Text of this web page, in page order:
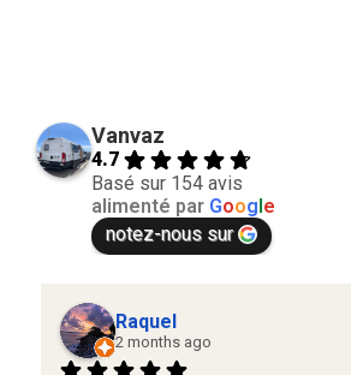
Vanvaz
4.7
Basé sur 154 avis
alimenté par Google
notez-nous sur
Javi Cortijo
2 months ago